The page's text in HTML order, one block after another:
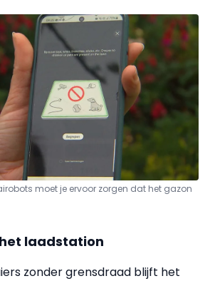
moet je ervoor zorgen dat het gazon
laadstation
zonder grensdraad blijft het